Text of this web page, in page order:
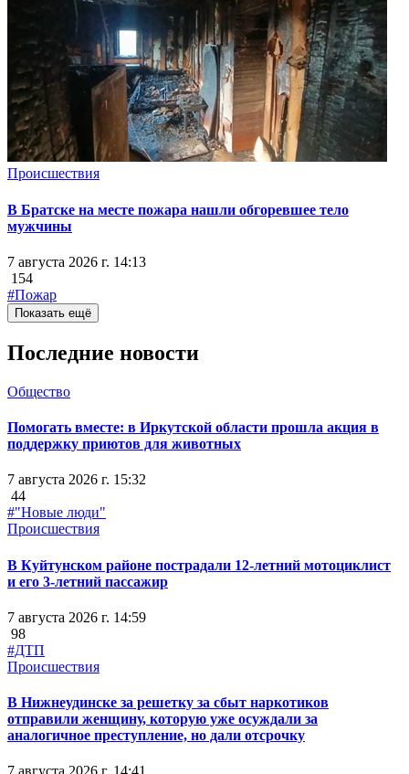
Происшествия
В Братске на месте пожара нашли обгоревшее тело
мужчины
7 августа 2026 г. 14:13
154
#Пожар
Показать ещё
Последние новости
Общество
Помогать вместе: в Иркутской области прошла акция в
поддержку приютов для животных
7 августа 2026 г. 15:32
44
#"Новые люди"
Происшествия
В Куйтунском районе пострадали 12-летний мотоциклист
и его 3-летний пассажир
7 августа 2026 г. 14:59
98
#ДТП
Происшествия
В Нижнеудинске за решетку за сбыт наркотиков
отправили женщину, которую уже осуждали за
аналогичное преступление, но дали отсрочку